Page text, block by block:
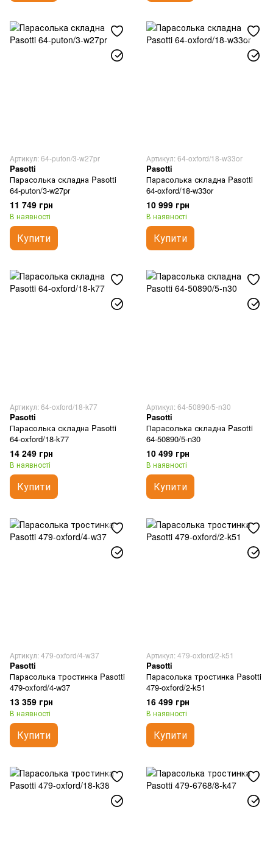
Артикул: 64-puton/3-w27pr
Pasotti
Парасолька складна Pasotti
64-puton/3-w27pr
11 749 грн
В наявності
Купити
Артикул: 64-oxford/18-w33or
Pasotti
Парасолька складна Pasotti
64-oxford/18-w33or
10 999 грн
В наявності
Купити
Артикул: 64-oxford/18-k77
Pasotti
Парасолька складна Pasotti
64-oxford/18-k77
14 249 грн
В наявності
Купити
Артикул: 64-50890/5-n30
Pasotti
Парасолька складна Pasotti
64-50890/5-n30
10 499 грн
В наявності
Купити
Артикул: 479-oxford/4-w37
Pasotti
Парасолька тростинка Pasotti
479-oxford/4-w37
13 359 грн
В наявності
Купити
Артикул: 479-oxford/2-k51
Pasotti
Парасолька тростинка Pasotti
479-oxford/2-k51
16 499 грн
В наявності
Купити